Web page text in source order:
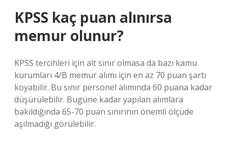
KPSS kaç puan alınırsa
memur olunur?
KPSS tercihleri ​​için alt sınır olmasa da bazı kamu
kurumları 4/B memur alımı için en az 70 puan şartı
koyabilir. Bu sınır personel alımında 60 puana kadar
düşürülebilir. Bugüne kadar yapılan alımlara
bakıldığında 65-70 puan sınırının önemli ölçüde
aşılmadığı görülebilir.